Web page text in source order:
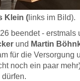
Klein ( links im Bild).
beendet - erstmals
und Martin
für die Versorgung
noch ein paar